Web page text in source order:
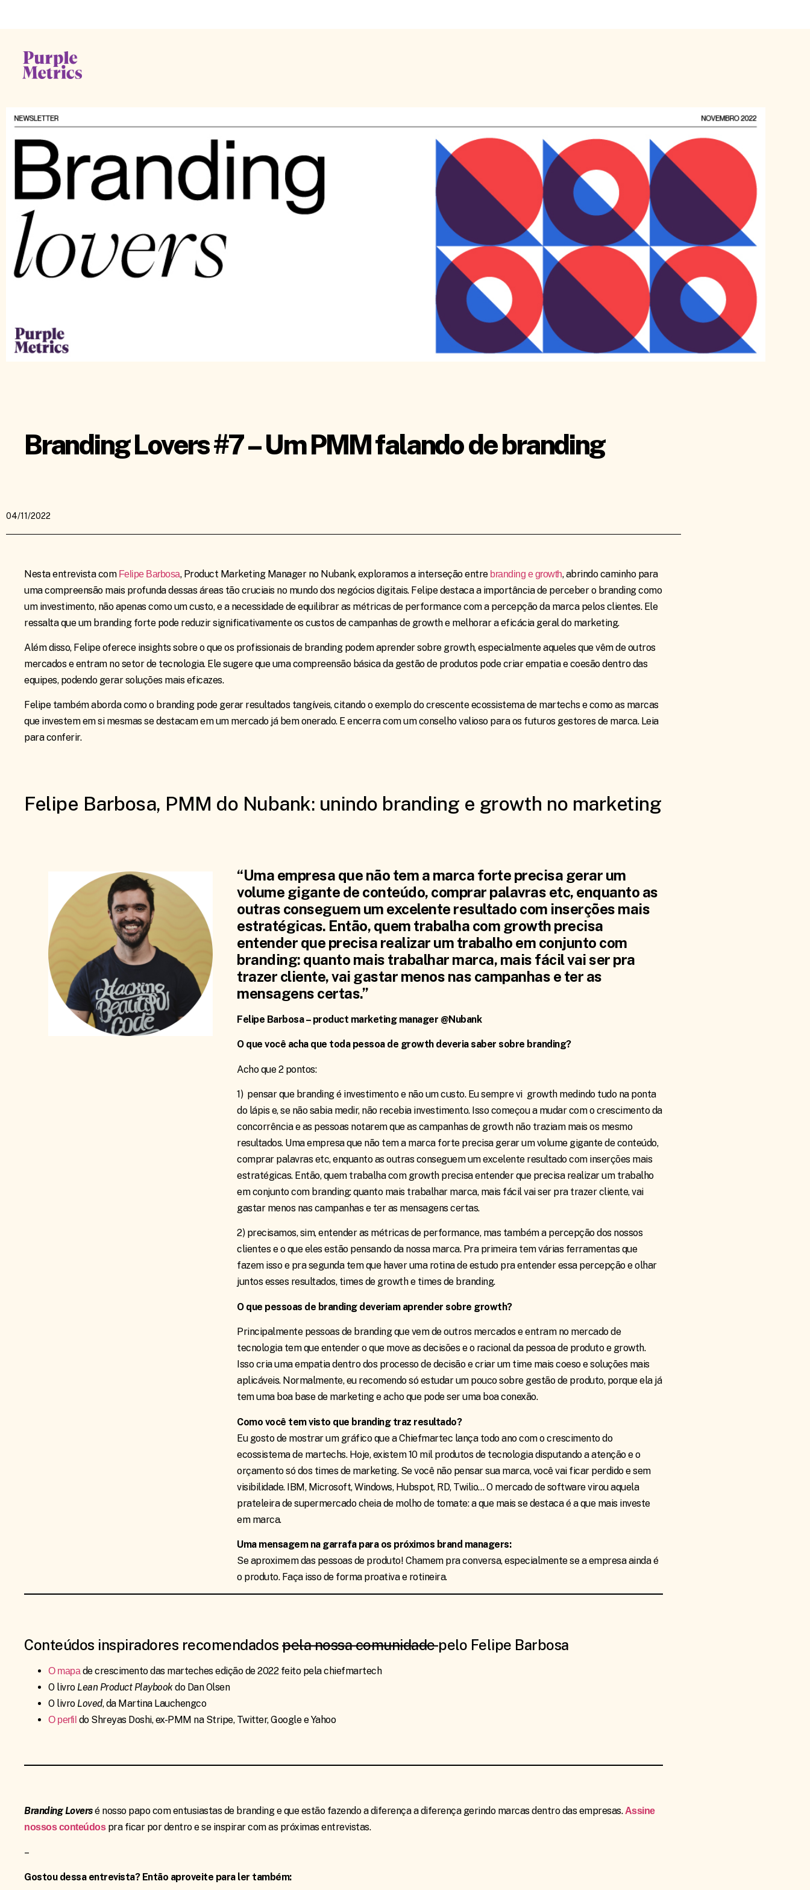
Branding Lovers #7 – Um PMM falando de branding
04/11/2022
Nesta entrevista com Felipe Barbosa, Product Marketing Manager no Nubank, exploramos a interseção entre branding e growth, abrindo caminho para
uma compreensão mais profunda dessas áreas tão cruciais no mundo dos negócios digitais. Felipe destaca a importância de perceber o branding como
um investimento, não apenas como um custo, e a necessidade de equilibrar as métricas de performance com a percepção da marca pelos clientes. Ele
ressalta que um branding forte pode reduzir significativamente os custos de campanhas de growth e melhorar a eficácia geral do marketing.
Além disso, Felipe oferece insights sobre o que os profissionais de branding podem aprender sobre growth, especialmente aqueles que vêm de outros
mercados e entram no setor de tecnologia. Ele sugere que uma compreensão básica da gestão de produtos pode criar empatia e coesão dentro das
equipes, podendo gerar soluções mais eficazes.
Felipe também aborda como o branding pode gerar resultados tangíveis, citando o exemplo do crescente ecossistema de martechs e como as marcas
que investem em si mesmas se destacam em um mercado já bem onerado. E encerra com um conselho valioso para os futuros gestores de marca. Leia
para conferir.
Felipe Barbosa, PMM do Nubank: unindo branding e growth no marketing
“Uma empresa que não tem a marca forte precisa gerar um
volume gigante de conteúdo, comprar palavras etc, enquanto as
outras conseguem um excelente resultado com inserções mais
estratégicas. Então, quem trabalha com growth precisa
entender que precisa realizar um trabalho em conjunto com
branding: quanto mais trabalhar marca, mais fácil vai ser pra
trazer cliente, vai gastar menos nas campanhas e ter as
mensagens certas.”
Felipe Barbosa – product marketing manager @Nubank
O que você acha que toda pessoa de growth deveria saber sobre branding?
Acho que 2 pontos:
1) pensar que branding é investimento e não um custo. Eu sempre vi growth medindo tudo na ponta
do lápis e, se não sabia medir, não recebia investimento. Isso começou a mudar com o crescimento da
concorrência e as pessoas notarem que as campanhas de growth não traziam mais os mesmo
resultados. Uma empresa que não tem a marca forte precisa gerar um volume gigante de conteúdo,
comprar palavras etc, enquanto as outras conseguem um excelente resultado com inserções mais
estratégicas. Então, quem trabalha com growth precisa entender que precisa realizar um trabalho
em conjunto com branding: quanto mais trabalhar marca, mais fácil vai ser pra trazer cliente, vai
gastar menos nas campanhas e ter as mensagens certas.
2) precisamos, sim, entender as métricas de performance, mas também a percepção dos nossos
clientes e o que eles estão pensando da nossa marca. Pra primeira tem várias ferramentas que
fazem isso e pra segunda tem que haver uma rotina de estudo pra entender essa percepção e olhar
juntos esses resultados, times de growth e times de branding.
O que pessoas de branding deveriam aprender sobre growth?
Principalmente pessoas de branding que vem de outros mercados e entram no mercado de
tecnologia tem que entender o que move as decisões e o racional da pessoa de produto e growth.
Isso cria uma empatia dentro dos processo de decisão e criar um time mais coeso e soluções mais
aplicáveis. Normalmente, eu recomendo só estudar um pouco sobre gestão de produto, porque ela já
tem uma boa base de marketing e acho que pode ser uma boa conexão.
Como você tem visto que branding traz resultado?
Eu gosto de mostrar um gráfico que a Chiefmartec lança todo ano com o crescimento do
ecossistema de martechs. Hoje, existem 10 mil produtos de tecnologia disputando a atenção e o
orçamento só dos times de marketing. Se você não pensar sua marca, você vai ficar perdido e sem
visibilidade. IBM, Microsoft, Windows, Hubspot, RD, Twilio… O mercado de software virou aquela
prateleira de supermercado cheia de molho de tomate: a que mais se destaca é a que mais investe
em marca.
Uma mensagem na garrafa para os próximos brand managers:
Se aproximem das pessoas de produto! Chamem pra conversa, especialmente se a empresa ainda é
o produto. Faça isso de forma proativa e rotineira.
Conteúdos inspiradores recomendados pela nossa comunidadepelo Felipe Barbosa
O mapade crescimento das marteches edição de 2022 feito pela chiefmartech
O livro Lean Product Playbookdo Dan Olsen
O livro Loved, da Martina Lauchengco
O perfil do Shreyas Doshi, ex-PMM na Stripe, Twitter, Google e Yahoo
Branding Loversé nosso papo com entusiastas de branding e que estão fazendo a diferença a diferença gerindo marcas dentro das empresas. Assine
nossos conteúdos pra ficar por dentro e se inspirar com as próximas entrevistas.
–
Gostou dessa entrevista? Então aproveite para ler também: